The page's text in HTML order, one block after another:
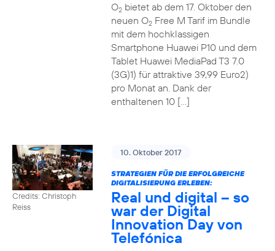
O2bietet ab dem 17. Oktober den
neuen O2Free M Tarif im Bundle
mit dem hochklassigen
Smartphone Huawei P10 und dem
Tablet Huawei MediaPad T3 7.0
(3G)1) für attraktive 39,99 Euro2)
pro Monat an. Dank der
enthaltenen 10 […]
Credits: Christoph
Reiss
10. Oktober 2017
STRATEGIEN FÜR DIE ERFOLGREICHE
DIGITALISIERUNG ERLEBEN:
Real und digital – so
war der Digital
Innovation Day von
Telefónica